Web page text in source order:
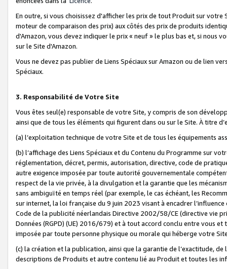
En outre, si vous choisissez d'afficher les prix de tout Produit sur
moteur de comparaison des prix) aux côtés des prix de produits
d'Amazon, vous devez indiquer le prix « neuf » le plus bas et, si nous
sur le Site d'Amazon.
Vous ne devez pas publier de Liens Spéciaux sur Amazon ou de lien
Spéciaux.
3. Responsabilité de Votre Site
Vous êtes seul(e) responsable de votre Site, y compris de son
ainsi que de tous les éléments qui figurent dans ou sur le Site. À titre
(a) l’exploitation technique de votre Site et de tous les équipements
(b) l’affichage des Liens Spéciaux et du Contenu du Programme sur
réglementation, décret, permis, autorisation, directive, code de
autre exigence imposée par toute autorité gouvernementale
respect de la vie privée, à la divulgation et la garantie que les
sans ambiguïté en temps réel (par exemple, le cas échéant, les
sur internet, la loi française du 9 juin 2023 visant à encadrer
Code de la publicité néerlandais Directive 2002/58/CE (directive vie
Données (RGPD) (UE) 2016/679) et à tout accord conclu entre vous
imposée par toute personne physique ou morale qui héberge votre
(c) la création et la publication, ainsi que la garantie de l’exactitude,
descriptions de Produits et autre contenu lié au Produit et toutes les